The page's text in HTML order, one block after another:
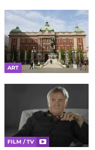
ART
FILM / TV